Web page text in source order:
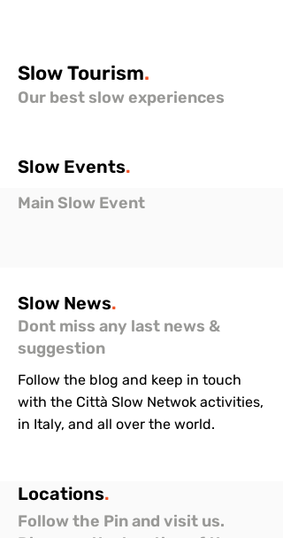
SlowTourism.
Our best slow experiences
Slow Events.
Main Slow Event
Slow News.
Dont miss any last news &
suggestion
Follow the blog and keep in touch
with the Città Slow Netwok activities,
in Italy, and all over the world.
Locations.
Follow the Pin and visit us.